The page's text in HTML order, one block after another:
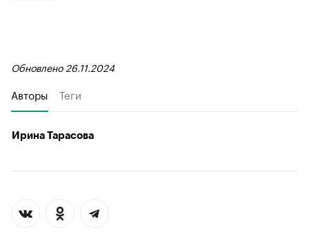
Обновлено 26.11.2024
Авторы Теги
Ирина Тарасова